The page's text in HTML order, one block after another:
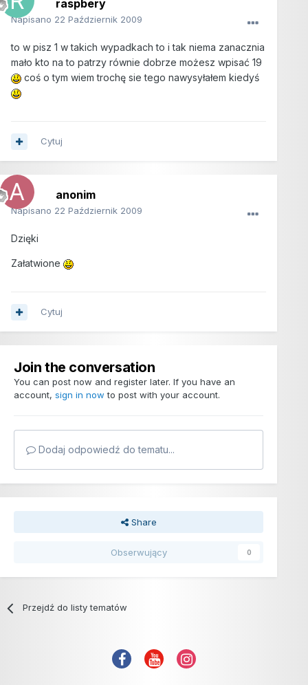
raspbery
Napisano 22 Październik 2009
to w pisz 1 w takich wypadkach to i tak niema zanacznia
mało kto na to patrzy równie dobrze możesz wpisać 19
coś o tym wiem trochę sie tego nawysyłałem kiedyś
Cytuj
anonim
Napisano 22 Październik 2009
Dzięki
Załatwione
Cytuj
Join the conversation
You can post now and register later. If you have an
account, sign in now to post with your account.
Dodaj odpowiedź do tematu...
Share
Obserwujący 0
Przejdź do listy tematów